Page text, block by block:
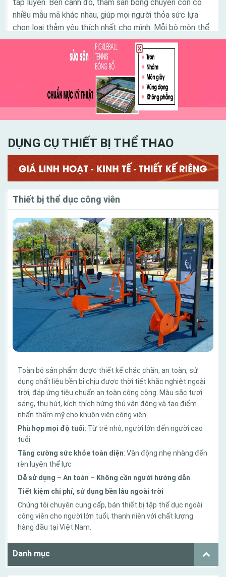
tập luyện. Bên cạnh đó, thảm sàn bóng chuyền còn có
nhiều mẫu mã khác nhau, giúp mọi người thỏa sức lựa
chọn loại thảm yêu thích nhất cho mình. Mỗi bộ môn thể
thao đem đến các lợi ích khác nhau cho người chơi.
Trong đó, bóng chuyền là bộ môn lý tưởng tạo nên dấu
ấn tốt đối với nhiều người. Để có được một sân thi đấu
bóng chuyền đạt tiêu chuẩn, đòi hỏi người thiết kế sân
bóng phải am hiểu tinh tường và có kinh nghiệm trong
công đoạn thiết kế sân chơi sao cho hợp lý nhất
Danh mục
DỤNG CỤ THIẾT BỊ THỂ THAO
Thiết bị thể dục công viên
Toàn bộ sản phẩm được thiết kế chắc chắn, an toàn, sử
dụng chất liệu bền bỉ chịu được thời tiết khắc nghiệt ngoài
trời, đáp ứng tiêu chuẩn an toàn công cộng. Màu sắc tươi
sáng, thu hút, kích thích hứng thú vận động và tạo điểm
nhấn thẩm mỹ cho khuôn viên công viên.
Phù hợp mọi độ tuổi: Từ trẻ nhỏ, người lớn đến người cao
tuổi
Tăng cường sức khỏe toàn diện: Vận động nhẹ nhàng đến
rèn luyện thể lực
Dễ sử dụng – An toàn – Không cần người hướng dẫn
Tiết kiệm chi phí, sử dụng bền lâu ngoài trời
Chúng tôi chuyên cung cấp, bán thiết bị tập thể dục ngoài
công viên cho người lớn tuổi, thanh niên với chất lượng
hàng đầu tại Việt Nam.
Danh mục